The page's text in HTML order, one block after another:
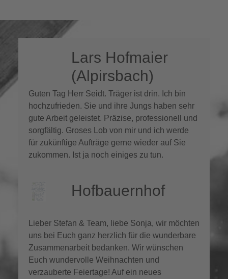
Lars Hofmaier
(Alpirsbach)
Guten Tag Herr Seidt. Träger ist drin. Ich bin
hochzufrieden. Sie und ihre Jungs haben sehr
gute Arbeit geleistet. Präzise, professionell und
sorgfältig. Groses Lob von mir und ich werde
für zukünftige Aufträge gerne wieder auf Sie
zukommen. Ist ja noch einiges zu tun.
Hofbauernhof
Lieber Stefan & Team, liebe Sonja, wir möchten
uns bei Euch ganz herzlich für die wunderbare
Zusammenarbeit bedanken. Wir wünschen
Euch wundervolle Weihnachten und
verzauberte Feiertage! Auf ein neues